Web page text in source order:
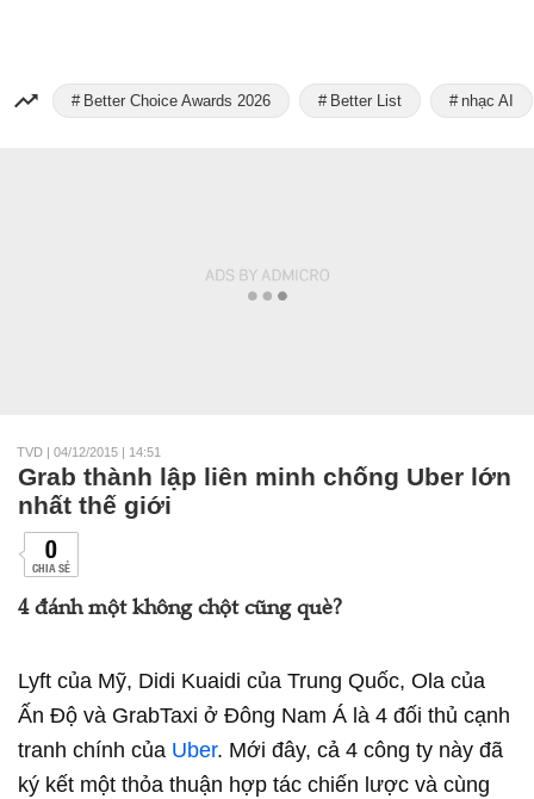
Better Choice Awards 2026 Better List nhạc AI
TVD | 04/12/2015 | 14:51
Grab thành lập liên minh chống Uber lớn
nhất thế giới
0
CHIA SẺ
4 đánh một không chột cũng què?
Lyft của Mỹ, Didi Kuaidi của Trung Quốc, Ola của
Ấn Độ và GrabTaxi ở Đông Nam Á là 4 đối thủ cạnh
tranh chính của Uber. Mới đây, cả 4 công ty này đã
ký kết một thỏa thuận hợp tác chiến lược và cùng